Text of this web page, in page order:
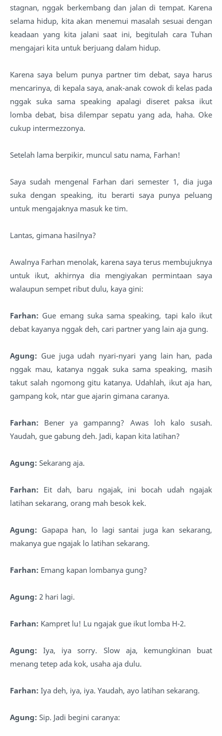
stagnan, nggak berkembang dan jalan di tempat. Karena
selama hidup, kita akan menemui masalah sesuai dengan
keadaan yang kita jalani saat ini, begitulah cara Tuhan
mengajari kita untuk berjuang dalam hidup.
Karena saya belum punya partner tim debat, saya harus
mencarinya, di kepala saya, anak-anak cowok di kelas pada
nggak suka sama speaking apalagi diseret paksa ikut
lomba debat, bisa dilempar sepatu yang ada, haha. Oke
cukup intermezzonya.
Setelah lama berpikir, muncul satu nama, Farhan!
Saya sudah mengenal Farhan dari semester 1, dia juga
suka dengan speaking, itu berarti saya punya peluang
untuk mengajaknya masuk ke tim.
Lantas, gimana hasilnya?
Awalnya Farhan menolak, karena saya terus membujuknya
untuk ikut, akhirnya dia mengiyakan permintaan saya
walaupun sempet ribut dulu, kaya gini:
Farhan: Gue emang suka sama speaking, tapi kalo ikut
debat kayanya nggak deh, cari partner yang lain aja gung.
Agung: Gue juga udah nyari-nyari yang lain han, pada
nggak mau, katanya nggak suka sama speaking, masih
takut salah ngomong gitu katanya. Udahlah, ikut aja han,
gampang kok, ntar gue ajarin gimana caranya.
Farhan: Bener ya gampanng? Awas loh kalo susah.
Yaudah, gue gabung deh. Jadi, kapan kita latihan?
Agung: Sekarang aja.
Farhan: Eit dah, baru ngajak, ini bocah udah ngajak
latihan sekarang, orang mah besok kek.
Agung: Gapapa han, lo lagi santai juga kan sekarang,
makanya gue ngajak lo latihan sekarang.
Farhan: Emang kapan lombanya gung?
Agung: 2 hari lagi.
Farhan: Kampret lu! Lu ngajak gue ikut lomba H-2.
Agung: Iya, iya sorry. Slow aja, kemungkinan buat
menang tetep ada kok, usaha aja dulu.
Farhan: Iya deh, iya, iya. Yaudah, ayo latihan sekarang.
Agung: Sip. Jadi begini caranya: